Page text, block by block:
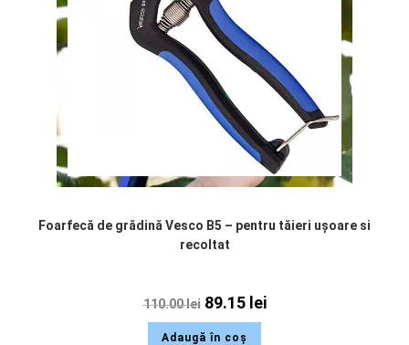
Foarfecă de grădină Vesco B5 – pentru tăieri ușoare si
recoltat
110.00lei 89.15 lei
Adaugă în coș